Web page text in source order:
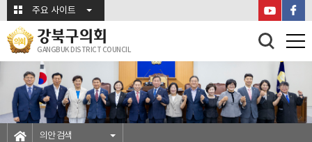
본문바로가기주요 사이트
강북구의회
GANGBUK DISTRICT COUNCIL
의안 검색